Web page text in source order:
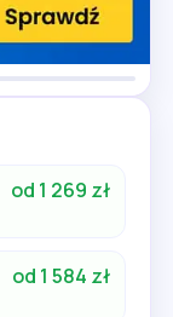
od 1 269 zł
od 1 584 zł